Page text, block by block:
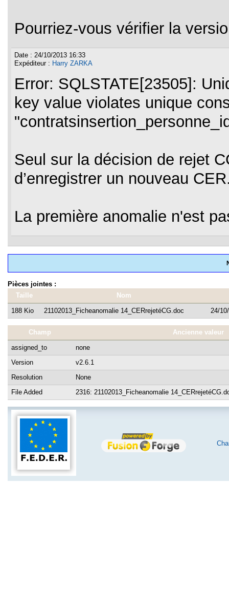
Pourriez-vous vérifier la
Date : 24/10/2013 16:33
Expéditeur : Harry ZARKA
Error: SQLSTATE[23505]:
key value violates unique
Seul sur la décision de rejet
d’enregistrer un nouveau
La première anomalie n'est
Pièces jointes :
Taille
Nom
188 Kio
21102013_Ficheanomalie 14_CERrejetéCG.doc 24/
Champ
Ancienne valeur
assigned_to
none
Version
v2.6.1
Resolution
None
File Added
2316: 21102013_Ficheanomalie